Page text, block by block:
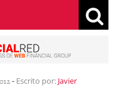
- Escrito por: Javier